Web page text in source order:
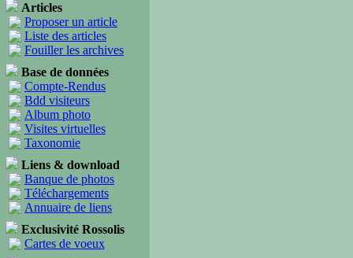
Articles
Proposer un article
Liste des articles
Fouiller les archives
Base de données
Compte-Rendus
Bdd visiteurs
Album photo
Visites virtuelles
Taxonomie
Liens & download
Banque de photos
Téléchargements
Annuaire de liens
Exclusivité Rossolis
Cartes de voeux